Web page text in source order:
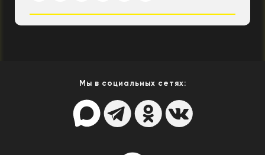
Мы в социальных сетях: